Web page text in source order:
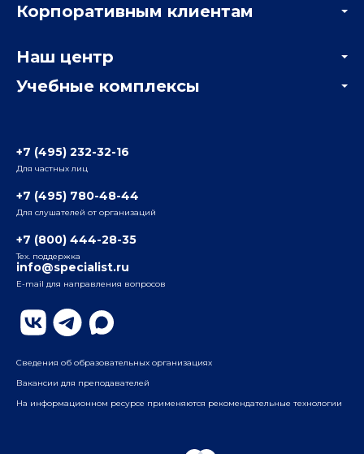
Учебные комплексы
Радио
ул. Радио, д.24, корпус 1, 2-й подъезд, 2-й этаж
ул. Воронцовская, д. 35Б, корп.2, 5-й этаж
Бауманский
ул. Бауманская, д. 6, стр. 2, бизнес-центр «Виктория
Плаза», 4-й этаж
Мастер-классы и вебинары
Корпоративным клиентам
Отзывы компаний
Наш центр
Информация о центре
+7 (495) 232-32-16
Для частных лиц
+7 (495) 780-48-44
Для слушателей от организаций
+7 (800) 444-28-35
Тех. поддержка
info@specialist.ru
E-mail для направления вопросов
Сведения об образовательных организациях
Вакансии для преподавателей
На информационном ресурсе применяются рекомендательные технологии